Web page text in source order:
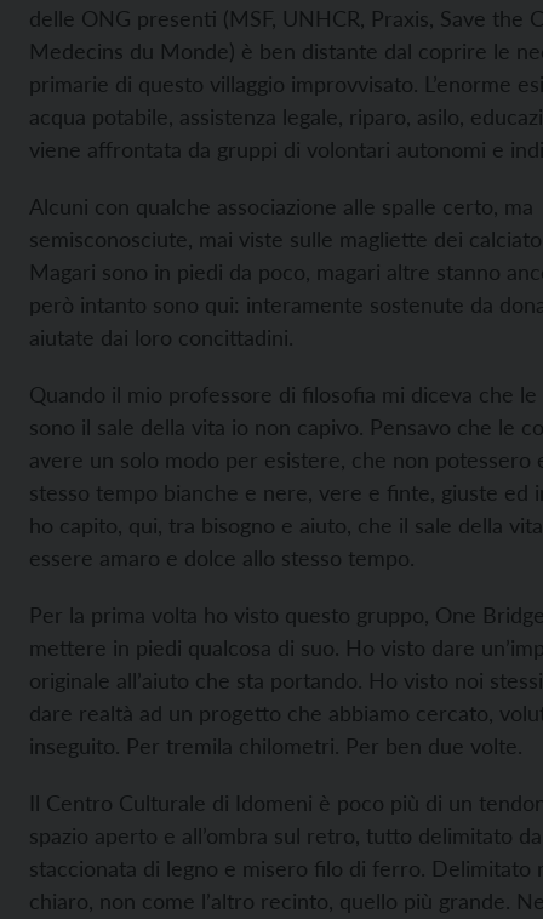
delle ONG presenti (MSF, UNHCR, Praxis, Save the
Medecins du Monde) è ben distante dal coprire le
primarie di questo villaggio improvvisato. L’enorme
acqua potabile, assistenza legale, riparo, asilo,
viene affrontata da gruppi di volontari autonomi e
Alcuni con qualche associazione alle spalle certo, ma
semisconosciute, mai viste sulle magliette dei
Magari sono in piedi da poco, magari altre stanno
però intanto sono qui: interamente sostenute da
aiutate dai loro concittadini.
Quando il mio professore di filosofia mi diceva che
sono il sale della vita io non capivo. Pensavo che le
avere un solo modo per esistere, che non potessero
stesso tempo bianche e nere, vere e finte, giuste ed
ho capito, qui, tra bisogno e aiuto, che il sale della
essere amaro e dolce allo stesso tempo.
Per la prima volta ho visto questo gruppo, One
mettere in piedi qualcosa di suo. Ho visto dare
originale all’aiuto che sta portando. Ho visto noi
dare realtà ad un progetto che abbiamo cercato,
inseguito. Per tremila chilometri. Per ben due volte.
Il Centro Culturale di Idomeni è poco più di un
spazio aperto e all’ombra sul retro, tutto delimitato
staccionata di legno e misero filo di ferro. Delimitato
chiaro, non come l’altro recinto, quello più grande.